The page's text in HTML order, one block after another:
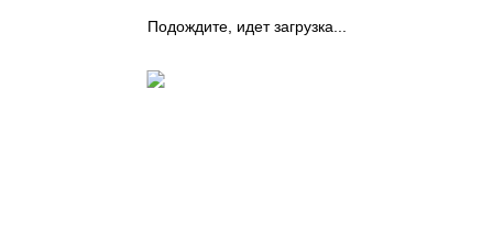
Подождите, идет загрузка...